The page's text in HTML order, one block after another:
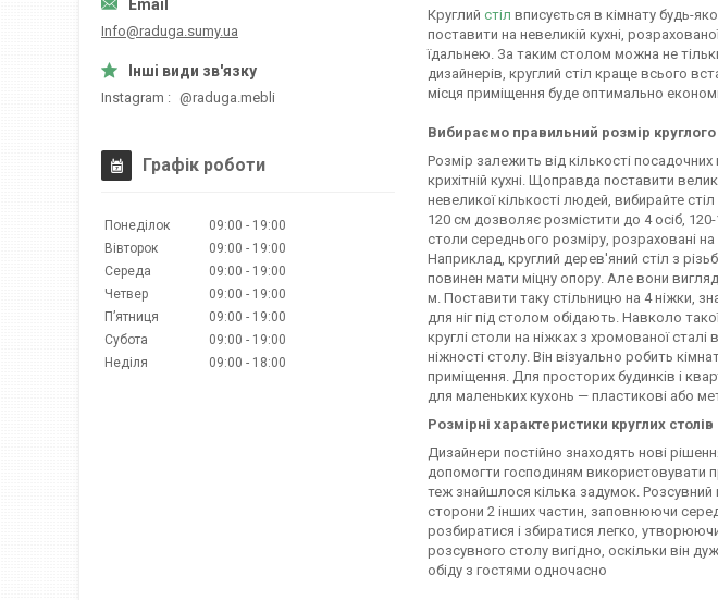
Круглий стіл вписується в кімнату будь-
поставити на невеликій кухні,
їдальнею. За таким столом можна не
дизайнерів, круглий стіл краще всього
місця приміщення буде оптимально
Вибираємо правильний розмір круглого
Розмір залежить від кількості
крихітній кухні. Щоправда поставити
невеликої кількості людей, вибирайте
120 см дозволяє розмістити до 4 осіб,
столи середнього розміру, розраховані
Наприклад, круглий дерев'яний стіл з
повинен мати міцну опору. Але вони
м. Поставити таку стільницю на 4 ніжки,
для ніг під столом обідають. Навколо
круглі столи на ніжках з хромованої
ніжності столу. Він візуально робить
приміщення. Для просторих будинків і
для маленьких кухонь — пластикові або
Розмірні характеристики круглих столів
Дизайнери постійно знаходять нові
допомогти господиням використовувати
теж знайшлося кілька задумок. Розсувний
сторони 2 інших частин, заповнюючи
розбиратися і збиратися легко,
розсувного столу вигідно, оскільки він
обіду з гостями одночасно
Info@raduga.sumy.ua
Instagram @raduga.mebli
Графік роботи
Понеділок 09:00
19:00
Вівторок
09:00
19:00
Середа
09:00
19:00
Четвер
09:00
19:00
Пʼятниця
09:00
19:00
Субота
09:00
19:00
Неділя
09:00 18:00